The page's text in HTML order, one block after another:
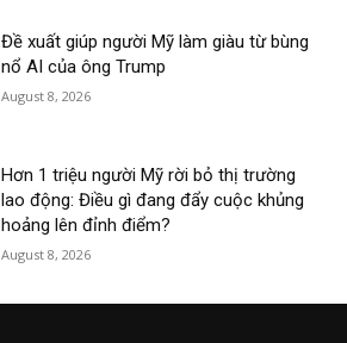
Đề xuất giúp người Mỹ làm giàu từ bùng
nổ AI của ông Trump
August 8, 2026
Hơn 1 triệu người Mỹ rời bỏ thị trường
lao động: Điều gì đang đẩy cuộc khủng
hoảng lên đỉnh điểm?
August 8, 2026